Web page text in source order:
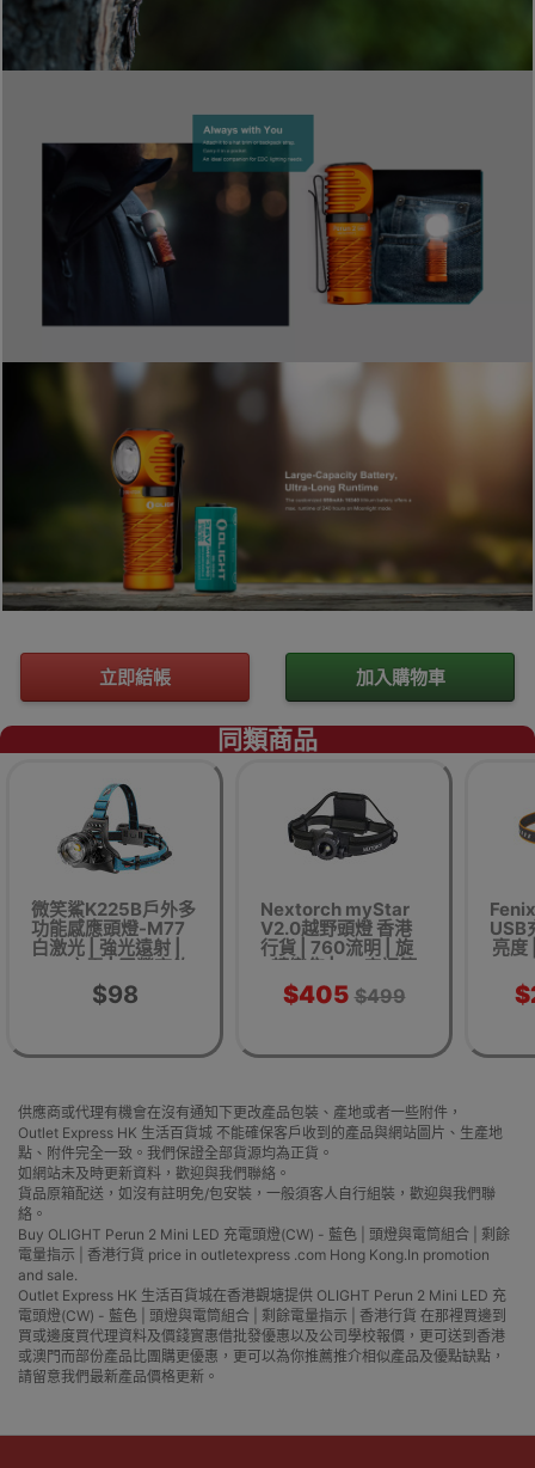
立即結帳 加入購物車
同類商品
微笑鯊K225B戶外多
功能感應頭燈-M77
白激光 | 強光遠射 |
USB充電 | 露營夜釣
必備
$98
Nextorch myStar
V2.0越野頭燈 香港
行貨 | 760流明 | 旋
轉變焦 | 60度調節
$405 $499
USB
亮度
供應商或代理有機會在沒有通知下更改產品包裝、產地或者一些附件，
Outlet Express HK 生活百貨城 不能確保客戶收到的產品與網站圖片、生產地
點、附件完全一致。我們保證全部貨源均為正貨。
如網站未及時更新資料，歡迎與我們聯絡。
貨品原箱配送，如沒有註明免/包安裝，一般須客人自行組裝，歡迎與我們聯
絡。
Buy OLIGHT Perun 2 Mini LED 充電頭燈(CW) - 藍色 | 頭燈與電筒組合 | 剩餘
電量指示 | 香港行貨 price in outletexpress .com Hong Kong.In promotion
and sale.
Outlet Express HK 生活百貨城在香港觀塘提供 OLIGHT Perun 2 Mini LED 充
電頭燈(CW) - 藍色 | 頭燈與電筒組合 | 剩餘電量指示 | 香港行貨 在那裡買邊到
買或邊度買代理資料及價錢實惠借批發優惠以及公司學校報價，更可送到香港
或澳門而部份產品比團購更優惠，更可以為你推薦推介相似產品及優點缺點，
請留意我們最新產品價格更新。